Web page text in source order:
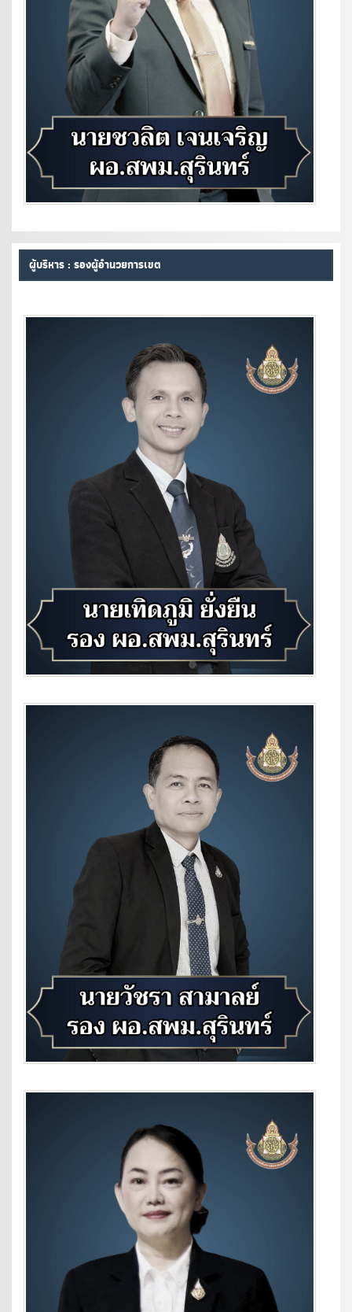
ผู้บริหาร : รองผู้อำนวยการเขต